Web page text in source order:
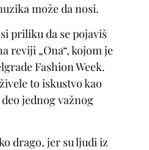
može da nosi.
priliku da se pojaviš
reviji „Ona“, kojom je
Fashion Week.
to iskustvo kao
jednog važnog
drago, jer su ljudi iz